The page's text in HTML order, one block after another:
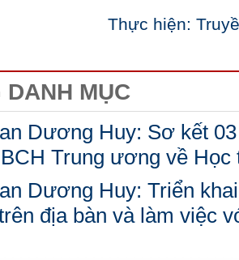
Thực hiện:
DANH MỤC
Dương Huy: Sơ kết
Trung ương về
Dương Huy: Triển
địa bàn và làm việc